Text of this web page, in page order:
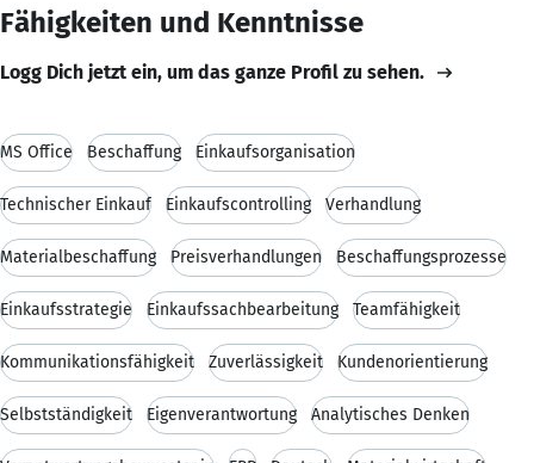
Fähigkeiten und Kenntnisse
Logg Dich jetzt ein, um das ganze Profil zu sehen.
MS Office Beschaffung Einkaufsorganisation
Technischer Einkauf Einkaufscontrolling Verhandlung
Materialbeschaffung Preisverhandlungen Beschaffungsprozesse
Einkaufsstrategie Einkaufssachbearbeitung Teamfähigkeit
Kommunikationsfähigkeit Zuverlässigkeit Kundenorientierung
Selbstständigkeit Eigenverantwortung Analytisches Denken